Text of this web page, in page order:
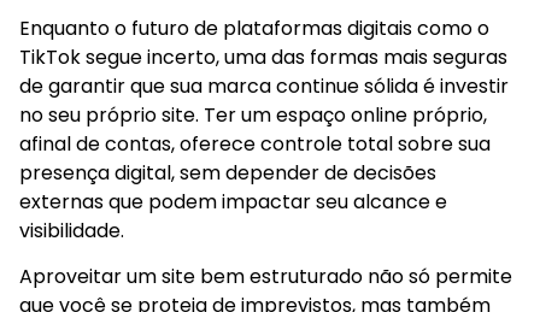
Enquanto o futuro de plataformas digitais como o
TikTok segue incerto, uma das formas mais seguras
de garantir que sua marca continue sólida é investir
no seu próprio site. Ter um espaço online próprio,
afinal de contas, oferece controle total sobre sua
presença digital, sem depender de decisões
externas que podem impactar seu alcance e
visibilidade.
Aproveitar um site bem estruturado não só permite
que você se proteja de imprevistos, mas também